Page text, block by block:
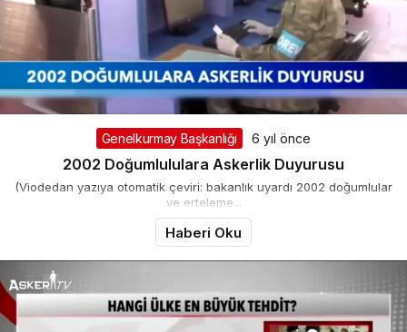
Genelkurmay Başkanlığı 6 yıl önce
2002 Doğumlululara Askerlik Duyurusu
(Viodedan yazıya otomatik çeviri: bakanlık uyardı 2002 doğumlular
ve erteleme...
Haberi Oku